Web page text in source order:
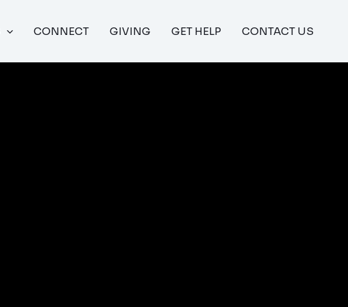
CONNECT GIVING GET HELP CONTACT US